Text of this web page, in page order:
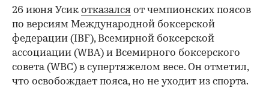
26 июня Усик отказался от чемпионских поясов
по версиям Международной боксерской
федерации (IBF), Всемирной боксерской
ассоциации (WBA) и Всемирного боксерского
совета (WBC) в супертяжелом весе. Он отметил,
что освобождает пояса, но не уходит из спорта.